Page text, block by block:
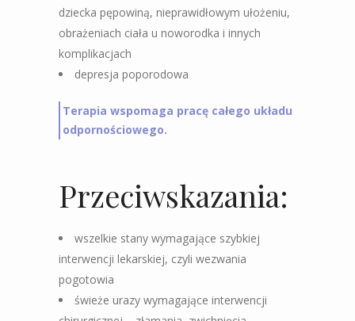
dziecka pępowiną, nieprawidłowym ułożeniu,
obrażeniach ciała u noworodka i innych
komplikacjach
depresja poporodowa
Terapia wspomaga pracę całego układu
odpornościowego.
Przeciwskazania:
wszelkie stany wymagające szybkiej
interwencji lekarskiej, czyli wezwania
pogotowia
świeże urazy wymagające interwencji